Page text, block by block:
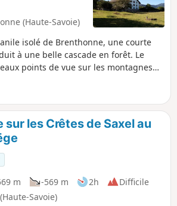
(Haute-Savoie)
isolé de Brenthonne, une courte
à une belle cascade en forêt. Le
points de vue sur les montagnes
d'Avully, ouvert à la visite.
sur les Crêtes de Saxel au
m -569 m 2h
Difficile
Savoie)